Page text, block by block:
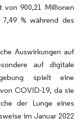
von 900,21 Millionen
% während des
Auswirkungen auf
auf digitale
spielt eine
COVID-19, da sie
der Lunge eines
im Januar 2022